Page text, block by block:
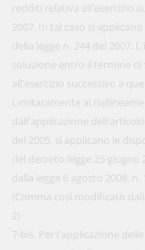
redditi relativa all'esercizio
2007. In tal caso si
della legge n. 244 del 2007.
soluzione entro il termine
all'esercizio successivo a
Limitatamente al
dall'applicazione
del 2005, si applicano le
del decreto-legge 25
dalla legge 6 agosto 2008, n.
(Comma così modificato
2)
7-bis. Per l'applicazione